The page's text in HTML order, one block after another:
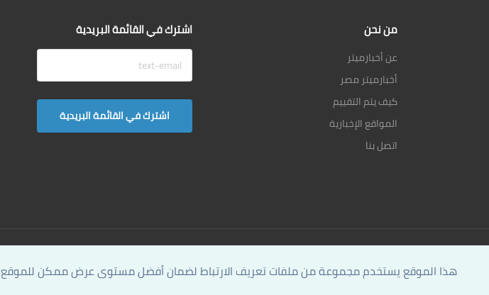
هذا الموقع يستخدم مجموعة من ملفات تعريف الارتباط لضمان أفضل مستوى عرض ممكن للموقع
من نحن
عن أخبارميتر
أخبارميتر مصر
كيف يتم التقييم
المواقع الإخبارية
اتصل بنا
اشترك في القائمة البريدية